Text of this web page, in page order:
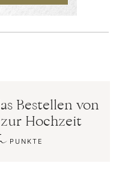
Bestellen von
Hochzeit
PUNKTE